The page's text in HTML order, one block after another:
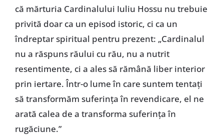
că mărturia Cardinalului Iuliu Hossu nu trebuie
privită doar ca un episod istoric, ci ca un
îndreptar spiritual pentru prezent: „Cardinalul
nu a răspuns răului cu rău, nu a nutrit
resentimente, ci a ales să rămână liber interior
prin iertare. Într-o lume în care suntem tentați
să transformăm suferința în revendicare, el ne
arată calea de a transforma suferința în
rugăciune.”